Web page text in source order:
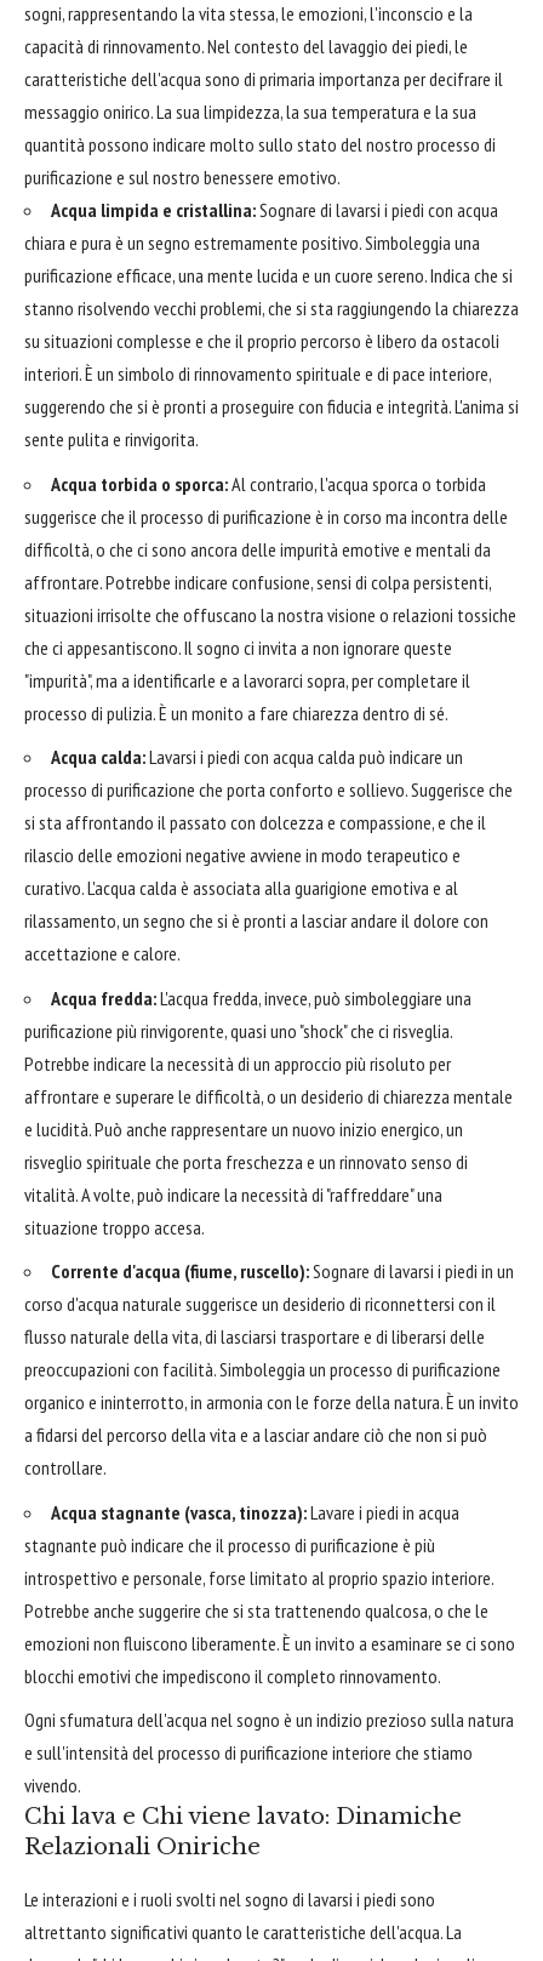
sogni, rappresentando la vita stessa, le emozioni, l'inconscio e la
capacità di rinnovamento. Nel contesto del lavaggio dei piedi, le
caratteristiche dell'acqua sono di primaria importanza per decifrare il
messaggio onirico. La sua limpidezza, la sua temperatura e la sua
quantità possono indicare molto sullo stato del nostro processo di
purificazione e sul nostro benessere emotivo.
Acqua limpida e cristallina:Sognare di lavarsi i piedi con acqua
chiara e pura è un segno estremamente positivo. Simboleggia una
purificazione efficace, una mente lucida e un cuore sereno. Indica che si
stanno risolvendo vecchi problemi, che si sta raggiungendo la chiarezza
su situazioni complesse e che il proprio percorso è libero da ostacoli
interiori. È un simbolo di rinnovamento spirituale e di pace interiore,
suggerendo che si è pronti a proseguire con fiducia e integrità. L'anima si
sente pulita e rinvigorita.
Acqua torbida o sporca:Al contrario, l'acqua sporca o torbida
suggerisce che il processo di purificazione è in corso ma incontra delle
difficoltà, o che ci sono ancora delle impurità emotive e mentali da
affrontare. Potrebbe indicare confusione, sensi di colpa persistenti,
situazioni irrisolte che offuscano la nostra visione o relazioni tossiche
che ci appesantiscono. Il sogno ci invita a non ignorare queste
"impurità", ma a identificarle e a lavorarci sopra, per completare il
processo di pulizia. È un monito a fare chiarezza dentro di sé.
Acqua calda:Lavarsi i piedi con acqua calda può indicare un
processo di purificazione che porta conforto e sollievo. Suggerisce che
si sta affrontando il passato con dolcezza e compassione, e che il
rilascio delle emozioni negative avviene in modo terapeutico e
curativo. L'acqua calda è associata alla guarigione emotiva e al
rilassamento, un segno che si è pronti a lasciar andare il dolore con
accettazione e calore.
Acqua fredda:L'acqua fredda, invece, può simboleggiare una
purificazione più rinvigorente, quasi uno "shock" che ci risveglia.
Potrebbe indicare la necessità di un approccio più risoluto per
affrontare e superare le difficoltà, o un desiderio di chiarezza mentale
e lucidità. Può anche rappresentare un nuovo inizio energico, un
risveglio spirituale che porta freschezza e un rinnovato senso di
vitalità. A volte, può indicare la necessità di "raffreddare" una
situazione troppo accesa.
Corrente d'acqua (fiume, ruscello):Sognare di lavarsi i piedi in un
corso d'acqua naturale suggerisce un desiderio di riconnettersi con il
flusso naturale della vita, di lasciarsi trasportare e di liberarsi delle
preoccupazioni con facilità. Simboleggia un processo di purificazione
organico e ininterrotto, in armonia con le forze della natura. È un invito
a fidarsi del percorso della vita e a lasciar andare ciò che non si può
controllare.
Acqua stagnante (vasca, tinozza):Lavare i piedi in acqua
stagnante può indicare che il processo di purificazione è più
introspettivo e personale, forse limitato al proprio spazio interiore.
Potrebbe anche suggerire che si sta trattenendo qualcosa, o che le
emozioni non fluiscono liberamente. È un invito a esaminare se ci sono
blocchi emotivi che impediscono il completo rinnovamento.
Ogni sfumatura dell'acqua nel sogno è un indizio prezioso sulla natura
e sull'intensità del processo di purificazione interiore che stiamo
vivendo.
Chi lava e Chi viene lavato: Dinamiche
Relazionali Oniriche
Le interazioni e i ruoli svolti nel sogno di lavarsi i piedi sono
altrettanto significativi quanto le caratteristiche dell'acqua. La